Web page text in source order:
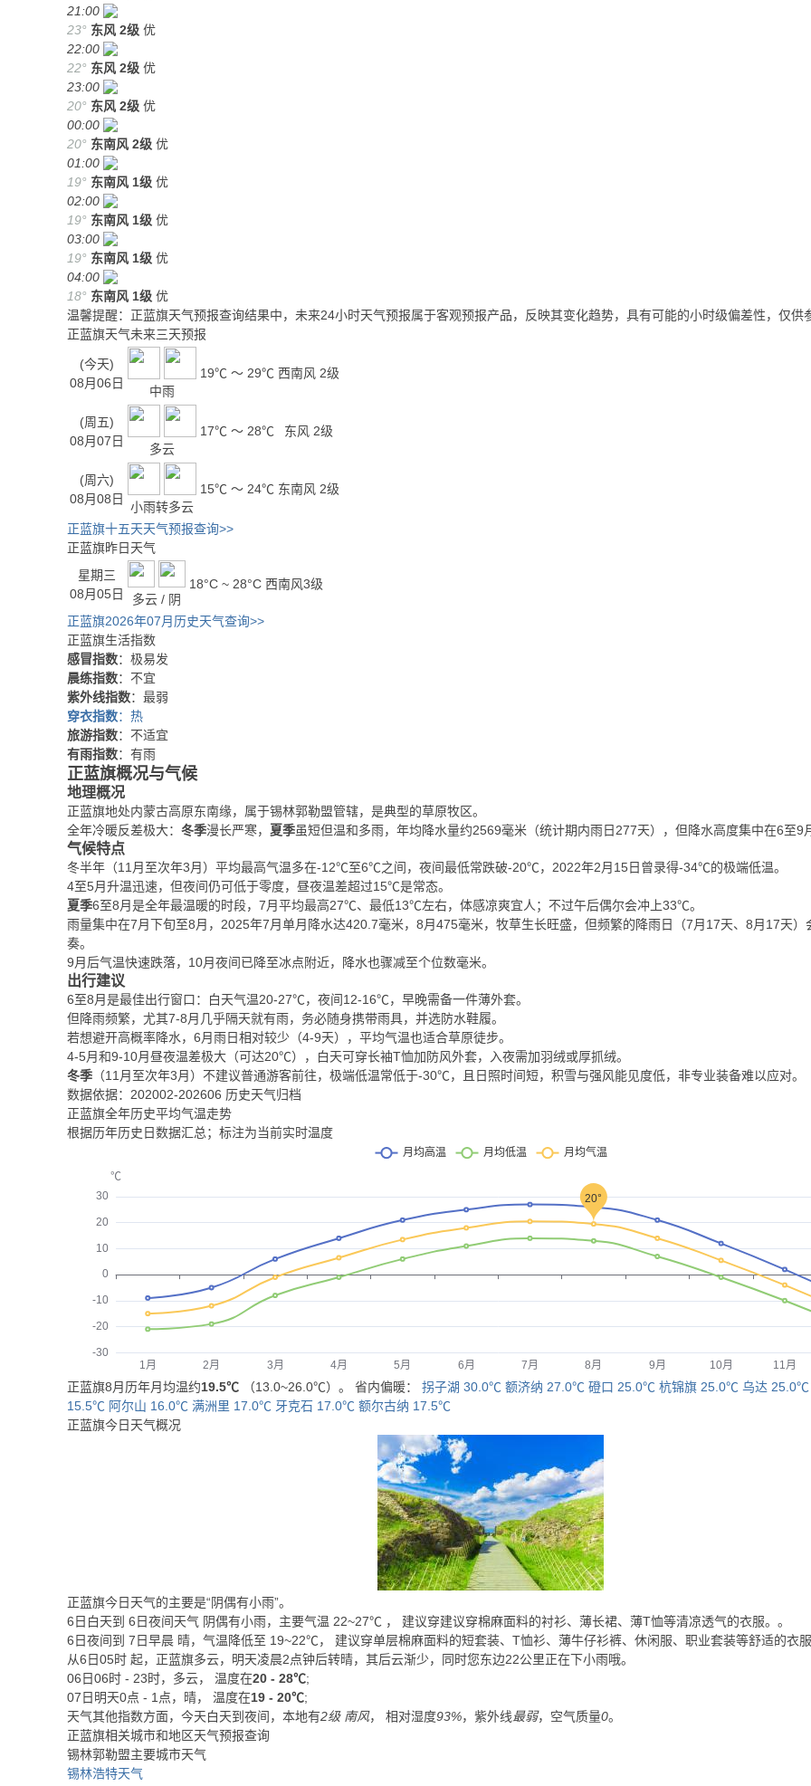
21:00
23° 东风 2级 优
22:00
22° 东风 2级 优
23:00
20° 东风 2级 优
00:00
20° 东南风 2级 优
01:00
19° 东南风 1级 优
02:00
19° 东南风 1级 优
03:00
19° 东南风 1级 优
04:00
18° 东南风 1级 优
温馨提醒：正蓝旗天气预报查询结果中，未来24小时天气预报属于客观预报产品，反映其变化趋势，具有可能的小时级偏差性，仅供
正蓝旗天气未来三天预报
(今天)
08月06日
中雨
19℃ ～ 29℃ 西南风 2级
(周五)
08月07日
多云
17℃ ～ 28℃ 东风 2级
(周六)
08月08日
小雨转多云
15℃ ～ 24℃ 东南风 2级
正蓝旗十五天天气预报查询>>
正蓝旗昨日天气
星期三
08月05日
多云 / 阴
18°C ~ 28°C 西南风3级
正蓝旗2026年07月历史天气查询>>
正蓝旗生活指数
感冒指数：极易发
晨练指数：不宜
紫外线指数：最弱
穿衣指数：热
旅游指数：不适宜
有雨指数：有雨
正蓝旗概况与气候
地理概况
正蓝旗地处内蒙古高原东南缘，属于锡林郭勒盟管辖，是典型的草原牧区。
全年冷暖反差极大： 冬季漫长严寒， 夏季虽短但温和多雨，年均降水量约2569毫米（统计期内雨日277天），但降水高度集中在6至9
气候特点
冬半年（11月至次年3月）平均最高气温多在-12℃至6℃之间，夜间最低常跌破-20℃，2022年2月15日曾录得-34℃的极端低温。
4至5月升温迅速，但夜间仍可低于零度，昼夜温差超过15℃是常态。
夏季6至8月是全年最温暖的时段，7月平均最高27℃、最低13℃左右，体感凉爽宜人；不过午后偶尔会冲上33℃。
雨量集中在7月下旬至8月，2025年7月单月降水达420.7毫米，8月475毫米，牧草生长旺盛，但频繁的降雨日（7月17天、8月17天）
奏。
9月后气温快速跌落，10月夜间已降至冰点附近，降水也骤减至个位数毫米。
出行建议
6至8月是最佳出行窗口：白天气温20-27℃，夜间12-16℃，早晚需备一件薄外套。
但降雨频繁，尤其7-8月几乎隔天就有雨，务必随身携带雨具，并选防水鞋履。
若想避开高概率降水，6月雨日相对较少（4-9天），平均气温也适合草原徒步。
4-5月和9-10月昼夜温差极大（可达20℃），白天可穿长袖T恤加防风外套，入夜需加羽绒或厚抓绒。
冬季 （11月至次年3月）不建议普通游客前往，极端低温常低于-30℃，且日照时间短，积雪与强风能见度低，非专业装备难以应对。
数据依据：202002-202606 历史天气归档
正蓝旗全年历史平均气温走势
根据历年历史日数据汇总；标注为当前实时温度
正蓝旗8月历年月均温约19.5℃ （13.0~26.0℃）。 省内偏暖： 拐子湖 30.0℃ 额济纳 27.0℃ 磴口 25.0℃ 杭锦旗 25.0℃ 乌达 25.0℃
15.5℃ 阿尔山 16.0℃ 满洲里 17.0℃ 牙克石 17.0℃ 额尔古纳 17.5℃
正蓝旗今日天气概况
正蓝旗今日天气的主要是“阴偶有小雨”。
6日白天到 6日夜间天气 阴偶有小雨，主要气温 22~27℃ ， 建议穿建议穿棉麻面料的衬衫、薄长裙、薄T恤等清凉透气的衣服。 。
6日夜间到 7日早晨 晴，气温降低至 19~22℃， 建议穿单层棉麻面料的短套装、T恤衫、薄牛仔衫裤、休闲服、职业套装等舒适的衣
从6日05时 起，正蓝旗多云，明天凌晨2点钟后转晴，其后云渐少，同时您东边22公里正在下小雨哦。
06日06时 - 23时，多云， 温度在20 - 28℃;
07日明天0点 - 1点，晴， 温度在19 - 20℃;
天气其他指数方面，今天白天到夜间，本地有2级 南风， 相对湿度93%，紫外线最弱，空气质量0。
正蓝旗相关城市和地区天气预报查询
锡林郭勒盟主要城市天气
锡林浩特天气